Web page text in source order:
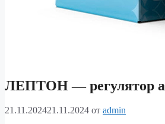
ЛЕПТОН — регулятор
21.11.202421.11.2024 от admin